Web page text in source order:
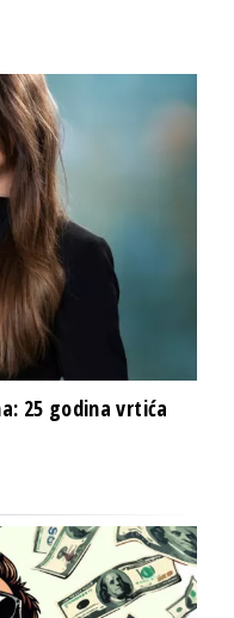
25 godina vrtića